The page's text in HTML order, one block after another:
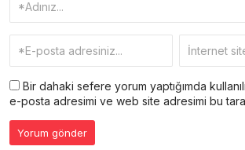
Bir dahaki sefere yorum yaptığımda
e-posta adresimi ve web site adresimi bu